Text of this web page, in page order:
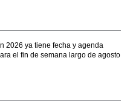
2026 ya tiene fecha y agenda
el fin de semana largo de agosto